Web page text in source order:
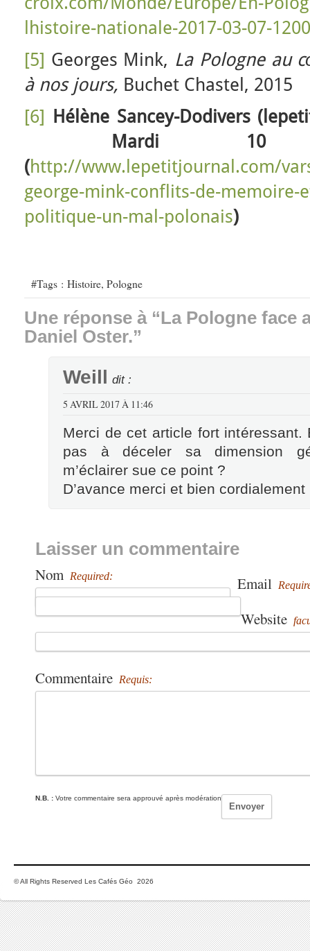
lhistoire-nationale-2017-03-07-
[5] Georges Mink, La Pologne au
à nos jours, Buchet Chastel, 2015
[6]
Hélène Sancey-Dodivers
Mardi 10
(http://www.lepetitjournal.com/
george-mink-conflits-de-
politique-un-mal-polonais)
#Tags : Histoire, Pologne
Une réponse à “La Pologne face
Daniel Oster.”
Weill dit :
5 AVRIL 2017 À 11:46
Merci de cet article fort
pas à déceler sa dimension
m’éclairer sue ce point ?
D’avance merci et bien cordialement
Laisser un commentaire
Nom Required: Email
Website
Commentaire Requis:
N.B. : Votre commentaire sera approuvé après modération
© All Rights Reserved Les Cafés Géo 2026